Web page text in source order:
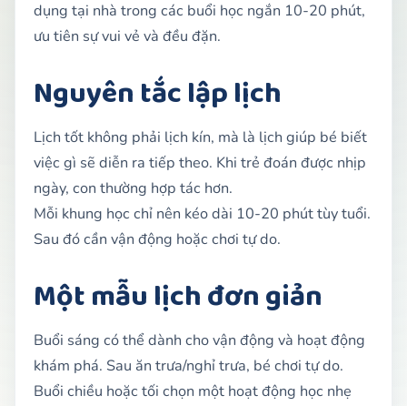
dụng tại nhà trong các buổi học ngắn 10-20 phút,
ưu tiên sự vui vẻ và đều đặn.
Nguyên tắc lập lịch
Lịch tốt không phải lịch kín, mà là lịch giúp bé biết
việc gì sẽ diễn ra tiếp theo. Khi trẻ đoán được nhịp
ngày, con thường hợp tác hơn.
Mỗi khung học chỉ nên kéo dài 10-20 phút tùy tuổi.
Sau đó cần vận động hoặc chơi tự do.
Một mẫu lịch đơn giản
Buổi sáng có thể dành cho vận động và hoạt động
khám phá. Sau ăn trưa/nghỉ trưa, bé chơi tự do.
Buổi chiều hoặc tối chọn một hoạt động học nhẹ